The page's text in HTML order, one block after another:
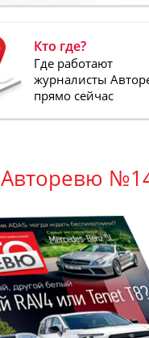
Кто где?
Где работают
журналисты
прямо сейчас
Авторевю